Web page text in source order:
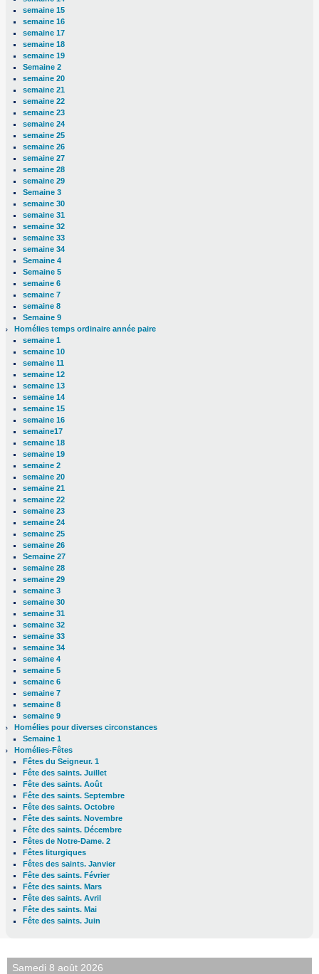
semaine 15
semaine 16
semaine 17
semaine 18
semaine 19
Semaine 2
semaine 20
semaine 21
semaine 22
semaine 23
semaine 24
semaine 25
semaine 26
semaine 27
semaine 28
semaine 29
Semaine 3
semaine 30
semaine 31
semaine 32
semaine 33
semaine 34
Semaine 4
Semaine 5
semaine 6
semaine 7
semaine 8
Semaine 9
Homélies temps ordinaire année paire
semaine 1
semaine 10
semaine 11
semaine 12
semaine 13
semaine 14
semaine 15
semaine 16
semaine17
semaine 18
semaine 19
semaine 2
semaine 20
semaine 21
semaine 22
semaine 23
semaine 24
semaine 25
semaine 26
Semaine 27
semaine 28
semaine 29
semaine 3
semaine 30
semaine 31
semaine 32
semaine 33
semaine 34
semaine 4
semaine 5
semaine 6
semaine 7
semaine 8
semaine 9
Homélies pour diverses circonstances
Semaine 1
Homélies-Fêtes
Fêtes du Seigneur. 1
Fête des saints. Juillet
Fête des saints. Août
Fête des saints. Septembre
Fête des saints. Octobre
Fête des saints. Novembre
Fête des saints. Décembre
Fêtes de Notre-Dame. 2
Fêtes liturgiques
Fêtes des saints. Janvier
Fête des saints. Février
Fête des saints. Mars
Fête des saints. Avril
Fête des saints. Mai
Fête des saints. Juin
Samedi 8 août 2026